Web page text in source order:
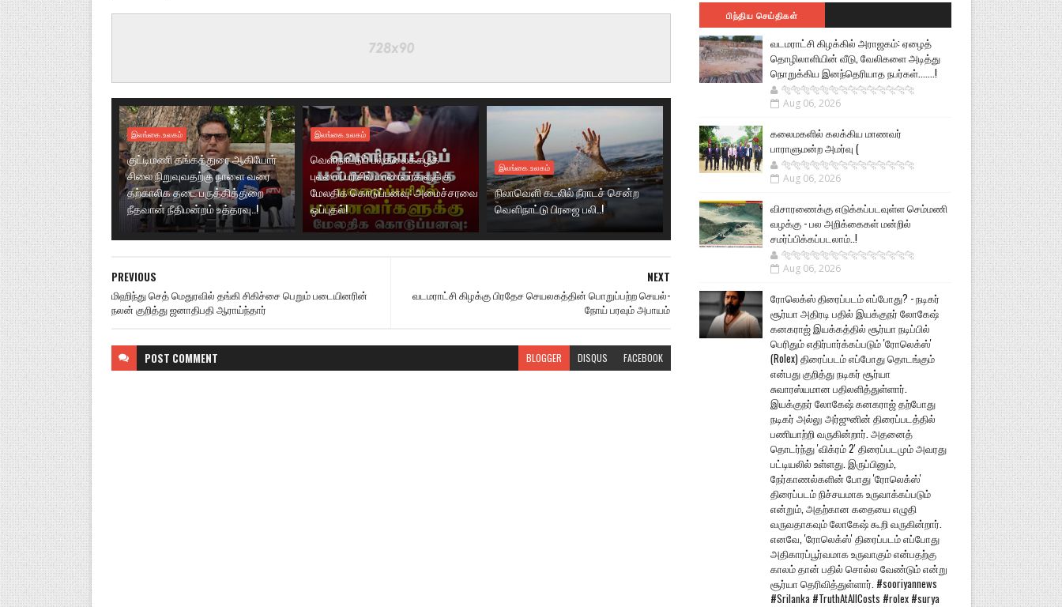
இலங்கை.உலகம்
குட்டிமணி தங்கத்துரை ஆகியோர்
சிலை நிறுவுவதற்கு நாளை வரை
தற்காலிக தடை பருத்தித்துறை
நீதவான் நீதிமன்றம் உத்தரவு..!
இலங்கை.உலகம்
வெளிநாட்டுப் பல்கலைக்கழக
புலமைப்பரிசில் மாணவர்களுக்கு
மேலதிக கொடுப்பனவு: அமைச்சரவை
ஒப்புதல்!
இலங்கை.உலகம்
நிலாவெளி கடலில் நீராடச் சென்ற
வௌிநாட்டு பிரஜை பலி..!
NEXT
வடமராட்சி கிழக்கு பிரதேச செயலகத்தின் பொறுப்பற்ற செயல்-
நோய் பரவும் அபாயம்
PREVIOUS
மிஹிந்து செத் மெதுரவில் தங்கி சிகிச்சை பெறும் படையினரின்
நலன் குறித்து ஜனாதிபதி ஆராய்ந்தார்
POST COMMENT BLOGGER DISQUS FACEBOOK
பிந்திய செய்திகள்
வடமராட்சி கிழக்கில் அராஜகம்: ஏழைத்
தொழிலாளியின் வீடு, வேலிகளை அடித்து
நொறுக்கிய இனந்தெரியாத நபர்கள்.......!
🐅🐅🐅🐅🐅🐅🐆🐆🐆🐆🐆🐆🐆🐆
Aug 06, 2026
கலைமகளில் கலக்கிய மாணவர்
பாராளுமன்ற அமர்வு (
🐅🐅🐅🐅🐅🐅🐆🐆🐆🐆🐆🐆🐆🐆
Aug 06, 2026
விசாரணைக்கு எடுக்கப்படவுள்ள செம்மணி
வழக்கு - பல அறிக்கைகள் மன்றில்
சமர்ப்பிக்கப்படலாம்..!
🐅🐅🐅🐅🐅🐅🐆🐆🐆🐆🐆🐆🐆🐆
Aug 06, 2026
ரோலெக்ஸ் திரைப்படம் எப்போது? - நடிகர்
சூர்யா அதிரடி பதில் இயக்குநர் லோகேஷ்
கனகராஜ் இயக்கத்தில் சூர்யா நடிப்பில்
பெரிதும் எதிர்பார்க்கப்படும் 'ரோலெக்ஸ்'
(Rolex) திரைப்படம் எப்போது தொடங்கும்
என்பது குறித்து நடிகர் சூர்யா
சுவாரஸ்யமான பதிலளித்துள்ளார்.
இயக்குநர் லோகேஷ் கனகராஜ் தற்போது
நடிகர் அல்லு அர்ஜுனின் திரைப்படத்தில்
பணியாற்றி வருகின்றார். அதனைத்
தொடர்ந்து 'விக்ரம் 2' திரைப்படமும் அவரது
பட்டியலில் உள்ளது. இருப்பினும்,
நேர்காணல்களின் போது 'ரோலெக்ஸ்'
திரைப்படம் நிச்சயமாக உருவாக்கப்படும்
என்றும், அதற்கான கதையை எழுதி
வருவதாகவும் லோகேஷ் கூறி வருகின்றார்.
எனவே, 'ரோலெக்ஸ்' திரைப்படம் எப்போது
அதிகாரப்பூர்வமாக உருவாகும் என்பதற்கு
காலம் தான் பதில் சொல்ல வேண்டும் என்று
சூர்யா தெரிவித்துள்ளார். #sooriyannews
#Srilanka #TruthAtAllCosts #rolex #surya